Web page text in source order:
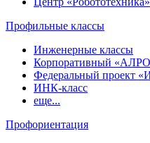
Профильные классы
Инженерные классы
Корпоративный
Федеральный проект
ИНК-класс
еще...
Профориентация